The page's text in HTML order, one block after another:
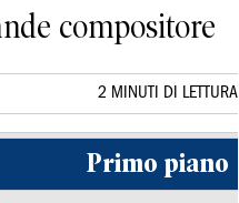
compositore
2 MINUTI DI LETTURA
Primo piano